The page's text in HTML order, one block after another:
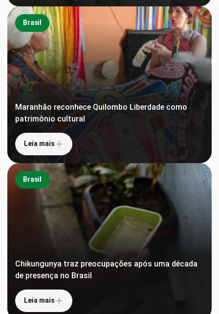
Brasil
Maranhão reconhece Quilombo Liberdade como
patrimônio cultural
Leia mais
Brasil
Chikungunya traz preocupações após uma década
de presença no Brasil
Leia mais